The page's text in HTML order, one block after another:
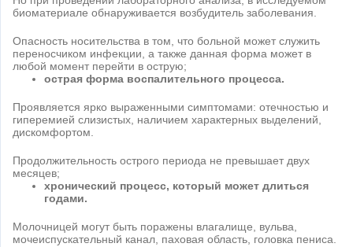
биоматериале обнаруживается возбудитель заболевания.
Опасность носительства в том, что больной может служить
переносчиком инфекции, а также данная форма может в
любой момент перейти в острую;
острая форма воспалительного процесса.
Проявляется ярко выраженными симптомами: отечностью и
гиперемией слизистых, наличием характерных выделений,
дискомфортом.
Продолжительность острого периода не превышает двух
месяцев;
хронический процесс, который может длиться
годами.
Молочницей могут быть поражены влагалище, вульва,
мочеиспускательный канал, паховая область, головка пениса.